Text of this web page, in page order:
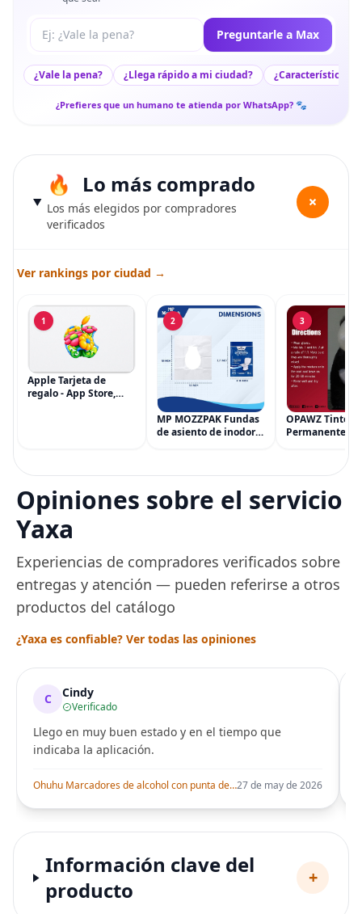
Tu pregunta a Max Preguntarle a Max
¿Vale la pena? ¿Llega rápido a mi ciudad? ¿Características
¿Prefieres que un humano te atienda por WhatsApp? 🐾
Lo más comprado
Los más elegidos por compradores
verificados
+
Ver rankings por ciudad →
1
Apple Tarjeta de
regalo - App Store,
2
MP MOZZPAK Fundas
de asiento de inodoro
para entrenamiento
3
OPAWZ Tinte
Permanente
Tinte para
Peluquería
una Década,
Opiniones sobre el servicio
Yaxa
Experiencias de compradores verificados sobre
entregas y atención — pueden referirse a otros
productos del catálogo
¿Yaxa es confiable? Ver todas las opiniones
C Cindy
Verificado
Llego en muy buen estado y en el tiempo que
indicaba la aplicación.
Ohuhu Marcadores de alcohol con punta de pincel – Juego de marcadores artísticos de doble punta con certificación AP para artistas adultos27 de may de 2026
Información clave del
producto
+